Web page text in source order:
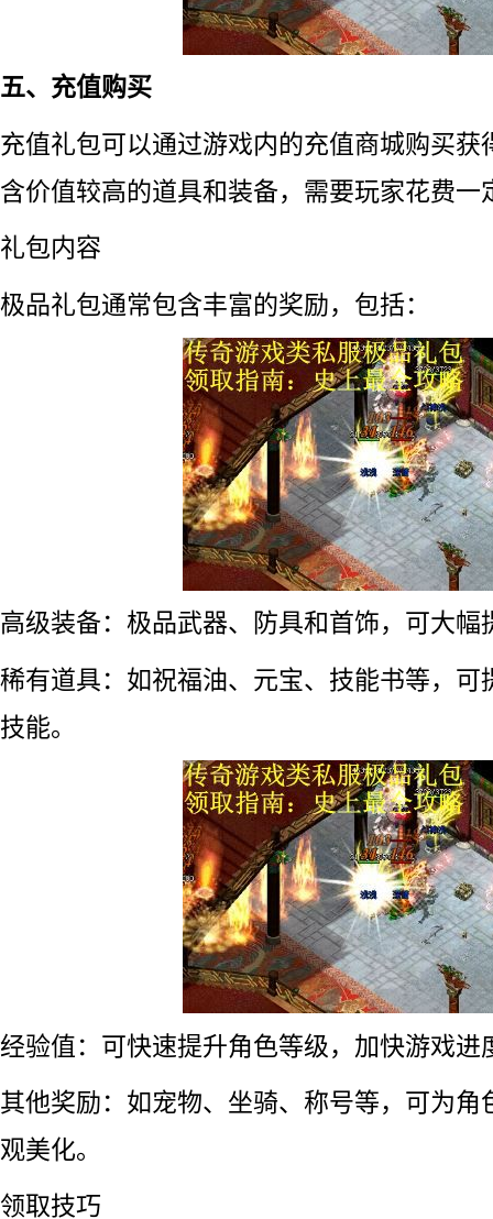
五、充值购买
充值礼包可以通过游戏内的充值商城购买获
含价值较高的道具和装备，需要玩家花费一
礼包内容
极品礼包通常包含丰富的奖励，包括：
高级装备：极品武器、防具和首饰，可大幅
稀有道具：如祝福油、元宝、技能书等，可
技能。
经验值：可快速提升角色等级，加快游戏进
其他奖励：如宠物、坐骑、称号等，可为角
观美化。
领取技巧